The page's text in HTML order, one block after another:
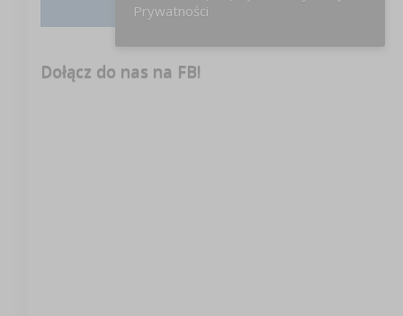
Instagram
Dołącz do nas na FB!
Prywatności